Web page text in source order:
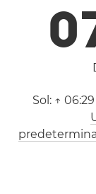
0
Sol: ↑